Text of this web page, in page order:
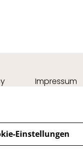
Impressum
Einstellungen